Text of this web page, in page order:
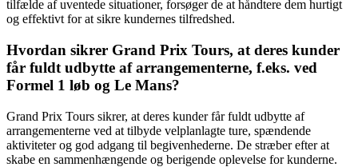
tilfælde af uventede situationer, forsøger de at håndtere dem hurtigt
og effektivt for at sikre kundernes tilfredshed.
Hvordan sikrer Grand Prix Tours, at deres kunder
får fuldt udbytte af arrangementerne, f.eks. ved
Formel 1 løb og Le Mans?
Grand Prix Tours sikrer, at deres kunder får fuldt udbytte af
arrangementerne ved at tilbyde velplanlagte ture, spændende
aktiviteter og god adgang til begivenhederne. De stræber efter at
skabe en sammenhængende og berigende oplevelse for kunderne.